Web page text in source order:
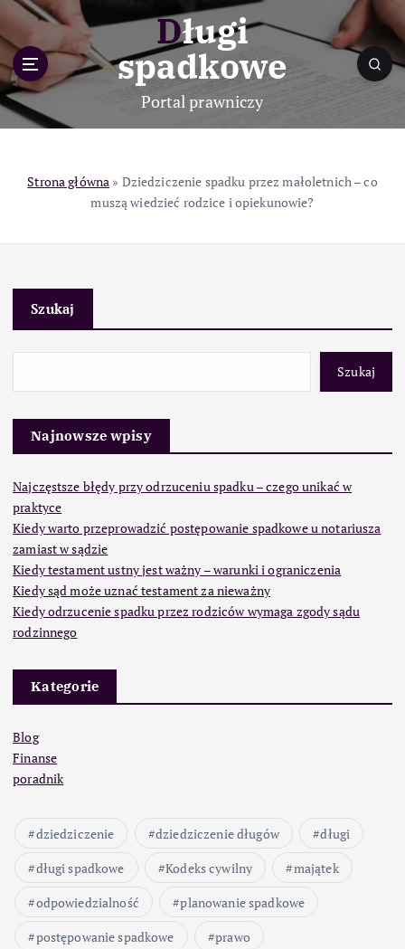
p
o
c
Długi
spadkowe
Portal prawniczy
Strona główna » Dziedziczenie spadku przez małoletnich – co
muszą wiedzieć rodzice i opiekunowie?
Szukaj
Szukaj
Najnowsze wpisy
Najczęstsze błędy przy odrzuceniu spadku – czego unikać w
praktyce
Kiedy warto przeprowadzić postępowanie spadkowe u notariusza
zamiast w sądzie
Kiedy testament ustny jest ważny – warunki i ograniczenia
Kiedy sąd może uznać testament za nieważny
Kiedy odrzucenie spadku przez rodziców wymaga zgody sądu
rodzinnego
Kategorie
Blog
Finanse
poradnik
dziedziczenie dziedziczenie długów
długi
długi spadkowe
Kodeks cywilny
majątek
odpowiedzialność
planowanie spadkowe
postępowanie spadkowe
prawo